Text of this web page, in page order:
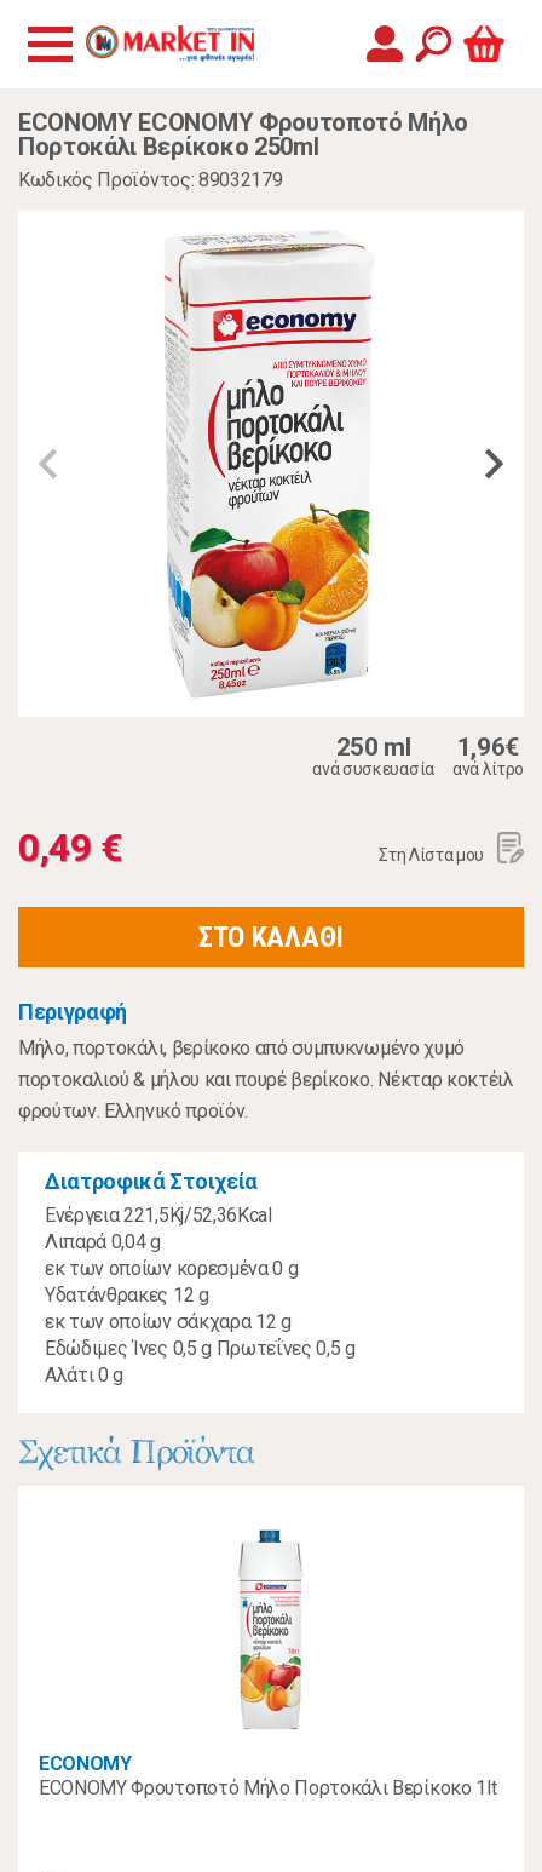
ECONOMY ECONOMY Φρουτοποτό Μήλο
Πορτοκάλι Βερίκοκο 250ml
Κωδικός Προϊόντος: 89032179
250 ml
ανά συσκευασία
1,96€
ανά λίτρο
0,49 € Στη Λίστα μου
ΣΤΟ ΚΑΛΑΘΙ
Περιγραφή
Μήλο, πορτοκάλι, βερίκοκο από συμπυκνωμένο χυμό
πορτοκαλιού & μήλου και πουρέ βερίκοκο. Νέκταρ κοκτέιλ
φρούτων. Ελληνικό προϊόν.
Διατροφικά Στοιχεία
Ενέργεια 221,5Kj/52,36Kcal
Λιπαρά 0,04 g
εκ των οποίων κορεσμένα 0 g
Υδατάνθρακες 12 g
εκ των οποίων σάκχαρα 12 g
Εδώδιμες Ίνες 0,5 g Πρωτεΐνες 0,5 g
Αλάτι 0 g
Σχετικά Προϊόντα
ECONOMY
ECONOMY Φρουτοποτό Μήλο Πορτοκάλι Βερίκοκο 1lt